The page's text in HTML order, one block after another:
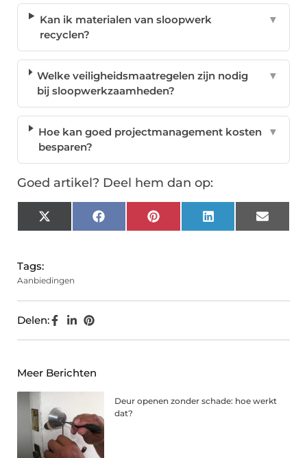
Kan ik materialen van sloopwerk
recyclen?
▼
Welke veiligheidsmaatregelen zijn nodig
bij sloopwerkzaamheden?
▼
Hoe kan goed projectmanagement kosten
besparen?
▼
Goed artikel? Deel hem dan op:
X
(Twitter)
FacebookPinterest LinkedIn Email
Tags:
Aanbiedingen
Delen:
Meer Berichten
Deur openen zonder schade: hoe werkt
dat?